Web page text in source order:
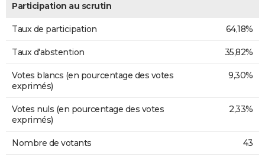
Participation au scrutin
Taux de participation 64,18%
Taux d'abstention 35,82%
Votes blancs (en pourcentage des votes
exprimés)
9,30%
Votes nuls (en pourcentage des votes
exprimés)
2,33%
Nombre de votants 43